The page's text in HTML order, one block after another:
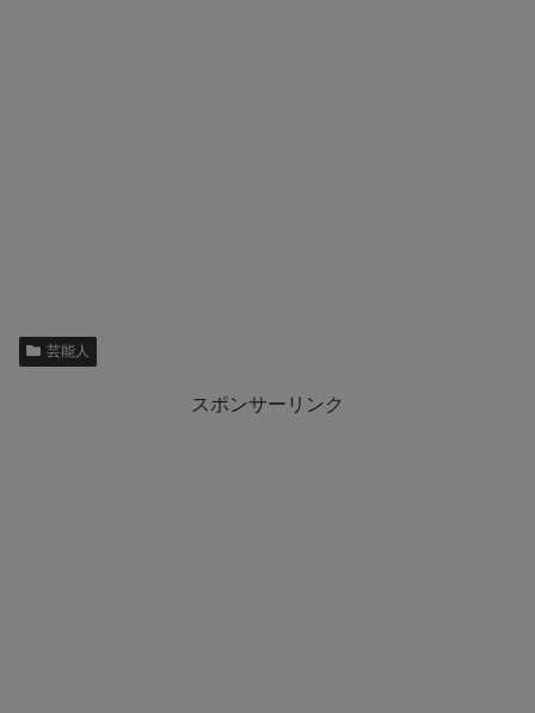
芸能人
スポンサーリンク